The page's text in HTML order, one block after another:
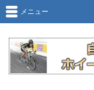
メニュー